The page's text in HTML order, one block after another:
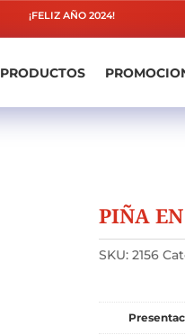
¡FELIZ AÑO 2024!
PRODUCTOS
PIÑA
SKU: 2156